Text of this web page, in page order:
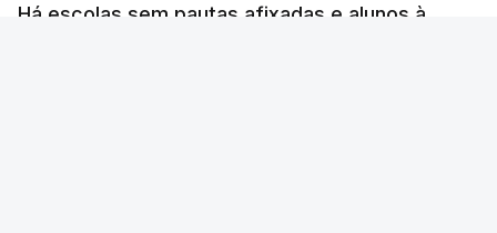
Há escolas sem pautas afixadas e alunos à